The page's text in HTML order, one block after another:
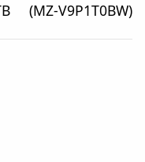
V9P1T0BW)